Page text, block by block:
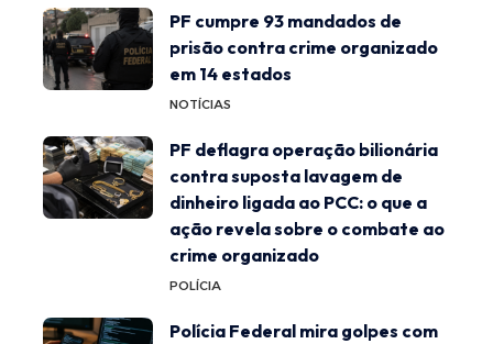
PF cumpre 93 mandados de
prisão contra crime organizado
em 14 estados
NOTÍCIAS
PF deflagra operação bilionária
contra suposta lavagem de
dinheiro ligada ao PCC: o que a
ação revela sobre o combate ao
crime organizado
POLÍCIA
Polícia Federal mira golpes com